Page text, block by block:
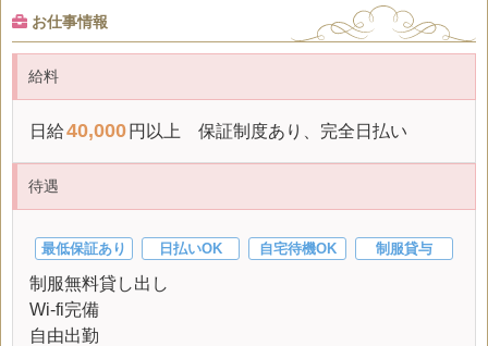
お仕事情報
給料
日給40,000 円以上 保証制度あり、完全日払い
待遇
最低保証あり 日払いOK 自宅待機OK 制服貸与
制服無料貸し出し
Wi-fi完備
自由出勤